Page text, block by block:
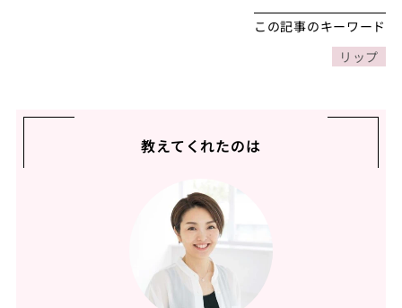
この記事のキーワード
リップ
教えてくれたのは